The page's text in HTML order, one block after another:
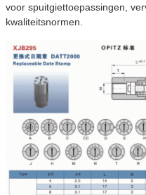
voor spuitgiettoepassingen,
kwaliteitsnormen.